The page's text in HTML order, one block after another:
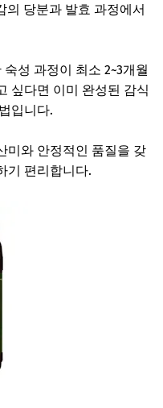
의 당분과 발효 과정에서
성 과정이 최소 2~3개월
싶다면 이미 완성된 감식
입니다.
미와 안정적인 품질을 갖
기 편리합니다.